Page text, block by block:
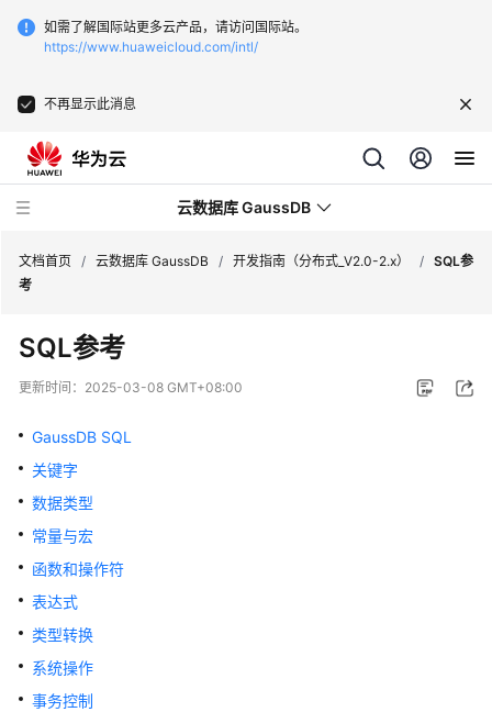
如需了解国际站更多云产品，请访问国际站。
https://www.huaweicloud.com/intl/
不再显示此消息
云数据库 GaussDB
新
动
务
公
告
产
品
介
绍
计
文档首页 / 云数据库 GaussDB / 开发指南（分布式_V2.0-2.x） / SQL参
考
SQL参考
更新时间： 2025-03-08 GMT+08:00
GaussDB SQL
关键字
数据类型
常量与宏
函数和操作符
表达式
类型转换
系统操作
事务控制